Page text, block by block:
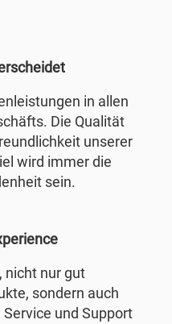
in allen
Die Qualität
unserer
wird immer die
sein.
nicht nur gut
sondern auch
und Support